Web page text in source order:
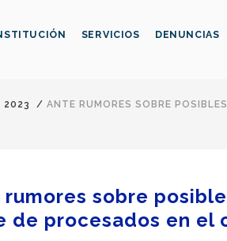
SERVICIOS DENUNCIAS
2023 / ANTE RUMORES SOBRE
rumores sobre
de procesados en el